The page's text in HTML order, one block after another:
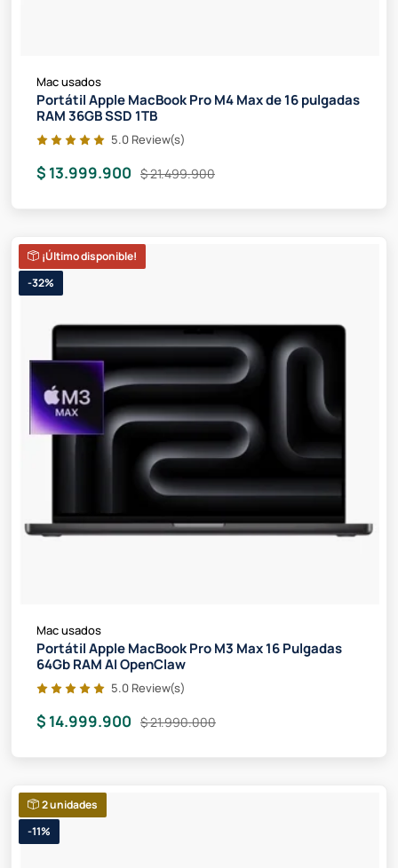
Mac usados
Portátil Apple MacBook Pro M4 Max de 16 pulgadas
RAM 36GB SSD 1TB
5.0 Review(s)
$ 13.999.900 $ 21.499.900
¡Último disponible!
-32%
Mac usados
Portátil Apple MacBook Pro M3 Max 16 Pulgadas
64Gb RAM AI OpenClaw
5.0 Review(s)
$ 14.999.900 $ 21.990.000
2 unidades
-11%